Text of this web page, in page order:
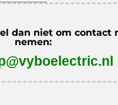
dan niet om contact
nemen: